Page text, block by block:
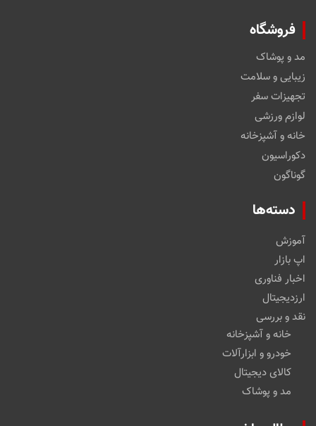
فروشگاه
مد و پوشاک
زیبایی و سلامت
تجهیزات سفر
لوازم ورزشی
خانه و آشپزخانه
دکوراسیون
گوناگون
دسته‌ها
آموزش
اپ بازار
اخبار فناوری
ارزدیجیتال
نقد و بررسی
خانه و آشپزخانه
خودرو و ابزارآلات
کالای دیجیتال
مد و پوشاک